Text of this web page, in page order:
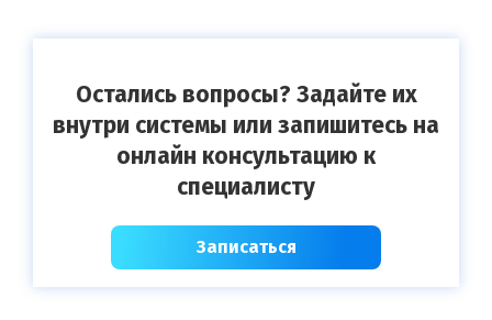
Остались вопросы? Задайте их
внутри системы или запишитесь на
онлайн консультацию к
специалисту
Записаться